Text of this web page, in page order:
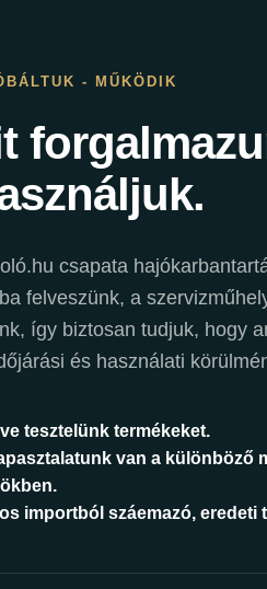
- MŰKÖDIK
csapata
felveszünk, a
így biztosan tudjuk, hogy
és használati
tesztelünk termékeket.
van a különböző
importból száemazó, eredeti